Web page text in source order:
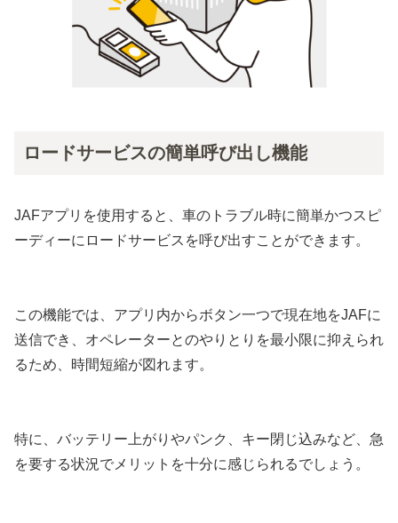
ロードサービスの簡単呼び出し機能
JAFアプリを使用すると、車のトラブル時に簡単かつスピ
ーディーにロードサービスを呼び出すことができます。
この機能では、アプリ内からボタン一つで現在地をJAFに
送信でき、オペレーターとのやりとりを最小限に抑えられ
るため、時間短縮が図れます。
特に、バッテリー上がりやパンク、キー閉じ込みなど、急
を要する状況でメリットを十分に感じられるでしょう。